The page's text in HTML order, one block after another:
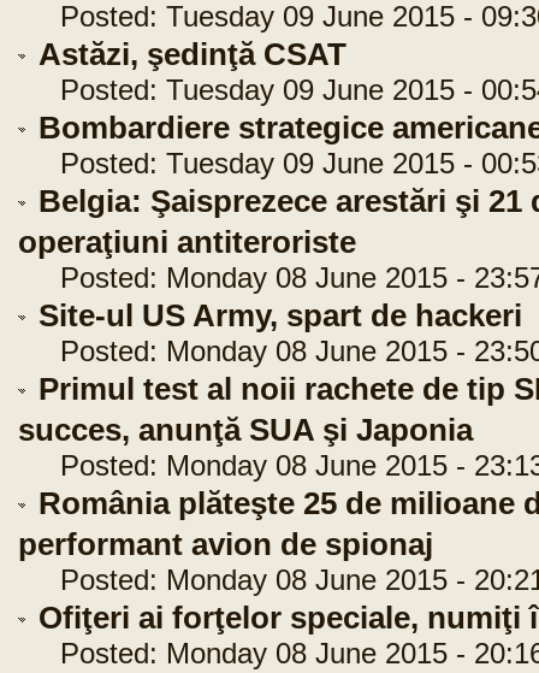
Posted: Tuesday 09 June 2015 -
Astăzi, şedinţă CSAT
Posted: Tuesday 09 June 2015 -
Bombardiere strategice
Posted: Tuesday 09 June 2015 -
Belgia: Şaisprezece arestări şi
operaţiuni antiteroriste
Posted: Monday 08 June 2015 -
Site-ul US Army, spart de hackeri
Posted: Monday 08 June 2015 -
Primul test al noii rachete de tip
succes, anunţă SUA şi Japonia
Posted: Monday 08 June 2015 -
România plăteşte 25 de milioane
performant avion de spionaj
Posted: Monday 08 June 2015 -
Ofiţeri ai forţelor speciale, numiţi
Posted: Monday 08 June 2015 -